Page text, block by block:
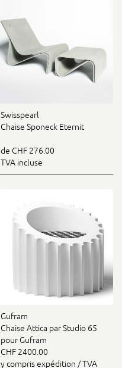
Swisspearl
Chaise Sponeck Eternit
de CHF 276.00
TVA incluse
Gufram
Chaise Attica par Studio 65
pour Gufram
CHF 2400.00
y compris expédition / TVA